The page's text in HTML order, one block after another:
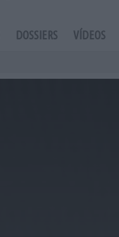
DOSSIERS VÍDEOS